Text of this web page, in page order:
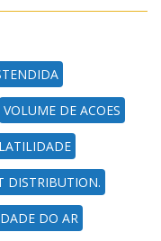
VOLUME DE ACOES
DISTRIBUTION.
DO AR